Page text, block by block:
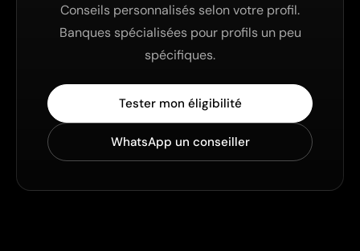
Conseils personnalisés selon votre profil.
Banques spécialisées pour profils un peu
spécifiques.
Tester mon éligibilité
WhatsApp un conseiller